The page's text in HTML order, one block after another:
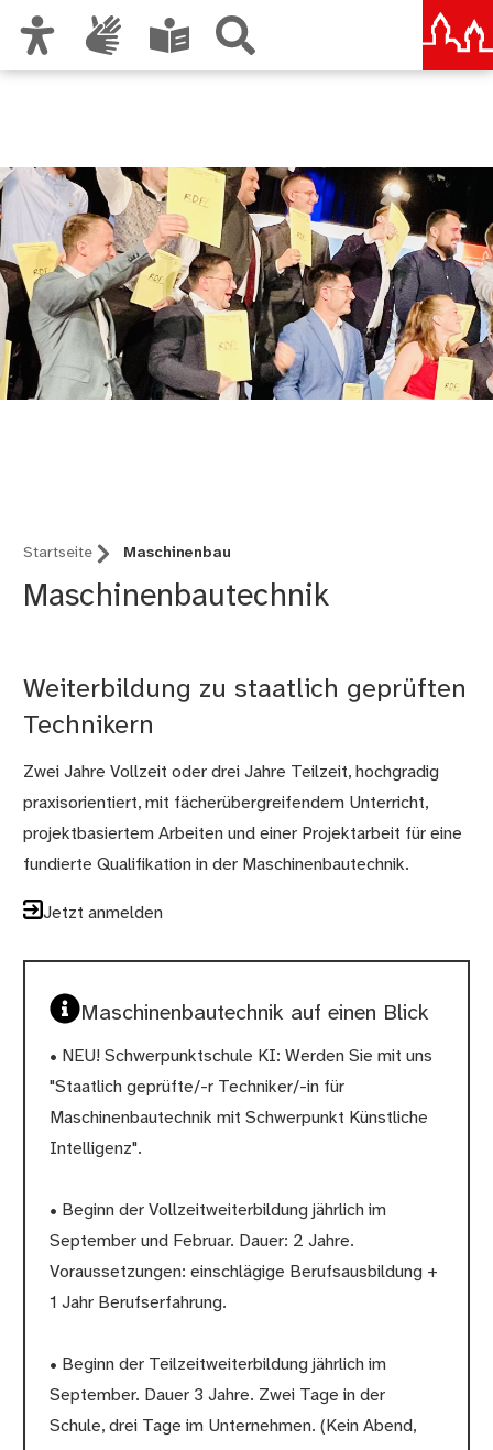
Startseite Maschinenbau
Maschinenbautechnik
Weiterbildung zu staatlich geprüften
Technikern
Zwei Jahre Vollzeit oder drei Jahre Teilzeit, hochgradig
praxisorientiert, mit fächerübergreifendem Unterricht,
projektbasiertem Arbeiten und einer Projektarbeit für eine
fundierte Qualifikation in der Maschinenbautechnik.
Jetzt anmelden
Maschinenbautechnik auf einen Blick
• NEU! Schwerpunktschule KI: Werden Sie mit uns
"Staatlich geprüfte/-r Techniker/-in für
Maschinenbautechnik mit Schwerpunkt Künstliche
Intelligenz".
• Beginn der Vollzeitweiterbildung jährlich im
September und Februar. Dauer: 2 Jahre.
Voraussetzungen: einschlägige Berufsausbildung +
1 Jahr Berufserfahrung.
• Beginn der Teilzeitweiterbildung jährlich im
September. Dauer 3 Jahre. Zwei Tage in der
Schule, drei Tage im Unternehmen. (Kein Abend,